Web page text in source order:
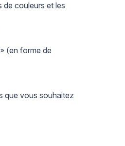
de couleurs et les
(en forme de
que vous souhaitez